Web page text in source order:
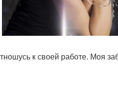
к своей работе. Моя